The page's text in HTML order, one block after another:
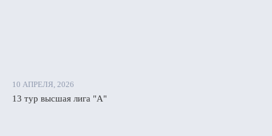
10 АПРЕЛЯ, 2026
13 тур высшая лига "А"